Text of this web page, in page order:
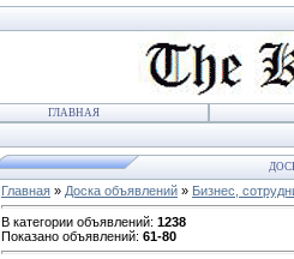
ГЛАВНАЯ
Главная » Доска объявлений » Бизнес,
В категории объявлений: 1238
Показано объявлений: 61-80